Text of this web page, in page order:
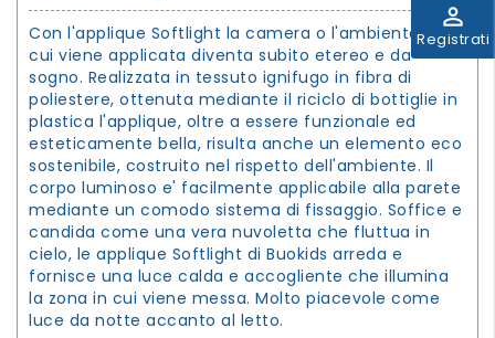
perm_identity
Registrati
Con l'applique Softlight la camera o l'ambiente in
cui viene applicata diventa subito etereo e da
sogno. Realizzata in tessuto ignifugo in fibra di
poliestere, ottenuta mediante il riciclo di bottiglie in
plastica l'applique, oltre a essere funzionale ed
esteticamente bella, risulta anche un elemento eco
sostenibile, costruito nel rispetto dell'ambiente. Il
corpo luminoso e' facilmente applicabile alla parete
mediante un comodo sistema di fissaggio. Soffice e
candida come una vera nuvoletta che fluttua in
cielo, le applique Softlight di Buokids arreda e
fornisce una luce calda e accogliente che illumina
la zona in cui viene messa. Molto piacevole come
luce da notte accanto al letto.